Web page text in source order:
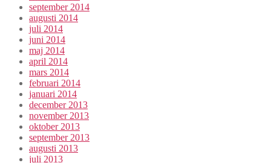
september 2014
augusti 2014
juli 2014
juni 2014
maj 2014
april 2014
mars 2014
februari 2014
januari 2014
december 2013
november 2013
oktober 2013
september 2013
augusti 2013
juli 2013